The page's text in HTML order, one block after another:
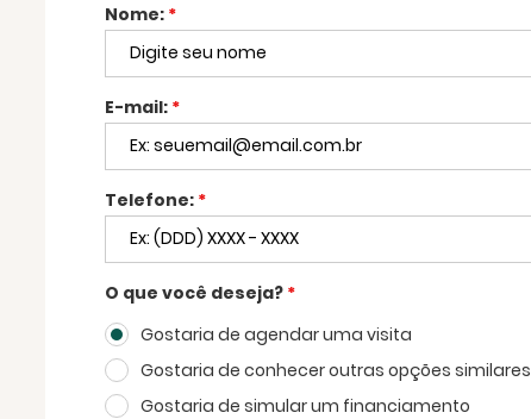
Nome: *
E-mail: *
Telefone: *
O que você deseja? *
Gostaria de agendar uma visita
Gostaria de conhecer outras opções similares
Gostaria de simular um financiamento
Voltar